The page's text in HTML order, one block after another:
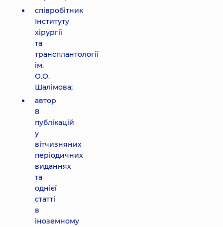
співробітник
Інституту
хірургії
та
трансплантології
ім.
О.О.
Шалімова;
автор
8
публікацій
у
вітчизняних
періодичних
виданнях
та
однієї
статті
в
іноземному